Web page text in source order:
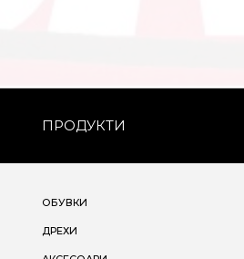
ПРОДУКТИ
ОБУВКИ
ДРЕХИ